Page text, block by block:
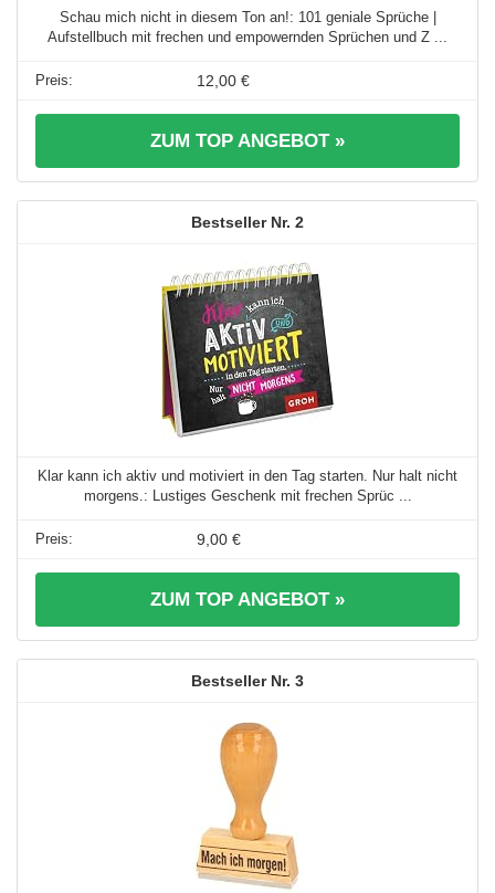
Schau mich nicht in diesem Ton an!: 101 geniale Sprüche |
Aufstellbuch mit frechen und empowernden Sprüchen und Z ...
12,00 €
ZUM TOP ANGEBOT »
2
Klar kann ich aktiv und motiviert in den Tag starten. Nur halt nicht
morgens.: Lustiges Geschenk mit frechen Sprüc ...
9,00 €
ZUM TOP ANGEBOT »
3